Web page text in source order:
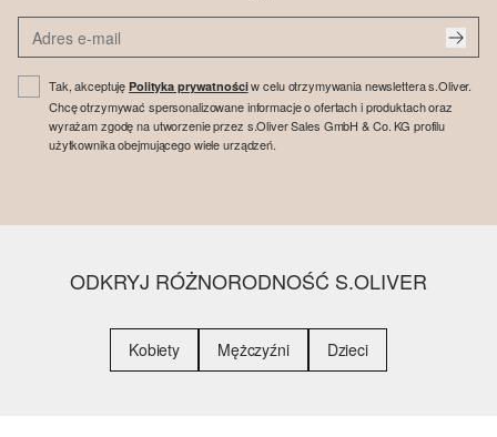
Tak, akceptujęPolityka prywatnościw celu otrzymywania newslettera s.Oliver.
Chcę otrzymywać spersonalizowane informacje o ofertach i produktach oraz
wyrażam zgodę na utworzenie przez s.Oliver Sales GmbH & Co. KG profilu
użytkownika obejmującego wiele urządzeń.
ODKRYJ RÓŻNORODNOŚĆ S.OLIVER
Kobiety Mężczyźni Dzieci